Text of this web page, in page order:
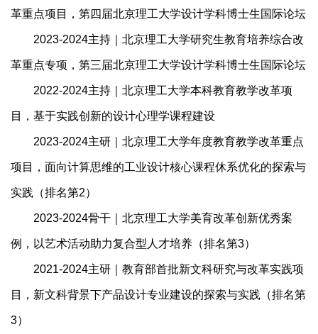
革重点项目，第四届北京理工大学设计学科博士生国际论坛
2023-2024主持｜北京理工大学研究生教育培养综合改
革重点专项，第三届北京理工大学设计学科博士生国际论坛
2022-2024主持｜北京理工大学本科教育教学改革项
目，基于实践创新的设计心理学课程建设
2023-2024主研｜北京理工大学年度教育教学改革重点
项目，面向计算思维的工业设计核心课程休系优化的探索与
实践（排名第2）
2023-2024骨干｜北京理工大学美育改革创新优秀案
例，以艺术活动助力复合型人才培养（排名第3）
2021-2024主研｜教育部首批新文科研究与改革实践项
目，新文科背景下产品设计专业建设的探索与实践（排名第
3）